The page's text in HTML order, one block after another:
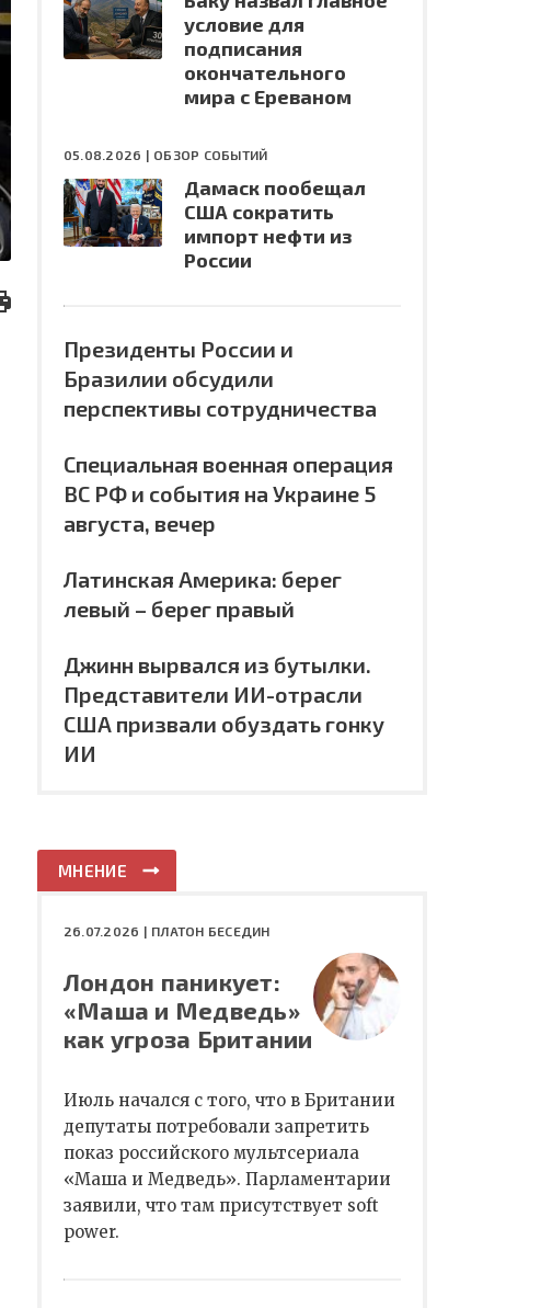
условие для
подписания
окончательного
мира с Ереваном
05.08.2026 | ОБЗОР СОБЫТИЙ
Дамаск пообещал
США сократить
импорт нефти из
России
Президенты России и
Бразилии обсудили
перспективы сотрудничества
Специальная военная операция
ВС РФ и события на Украине 5
августа, вечер
Латинская Америка: берег
левый – берег правый
Джинн вырвался из бутылки.
Представители ИИ-отрасли
США призвали обуздать гонку
ИИ
МНЕНИЕ
26.07.2026 | ПЛАТОН БЕСЕДИН
Лондон паникует:
«Маша и Медведь»
как угроза Британии
Июль начался с того, что в Британии
депутаты потребовали запретить
показ российского мультсериала
«Маша и Медведь». Парламентарии
заявили, что там присутствует soft
power.